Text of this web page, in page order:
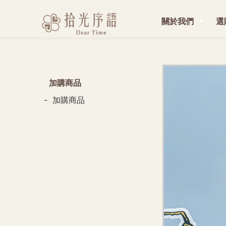
關於我們 選
加購商品
加購商品